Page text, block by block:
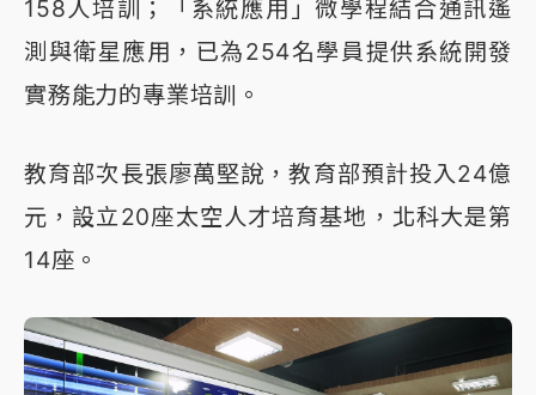
158人培訓；「系統應用」微學程結合通訊遙
測與衛星應用，已為254名學員提供系統開發
實務能力的專業培訓。
教育部次長張廖萬堅說，教育部預計投入24億
元，設立20座太空人才培育基地，北科大是第
14座。